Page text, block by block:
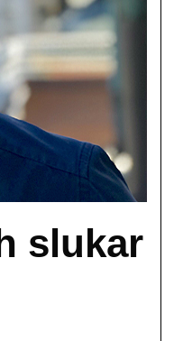
slukar